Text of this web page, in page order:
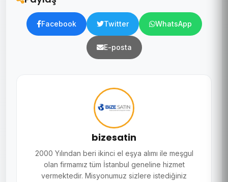
Facebook Twitter WhatsApp
E-posta
bizesatin
2000 Yılından beri ikinci el eşya alımı ile meşgul
olan firmamız tüm İstanbul geneline hizmet
vermektedir. Misyonumuz sizlere istediğiniz